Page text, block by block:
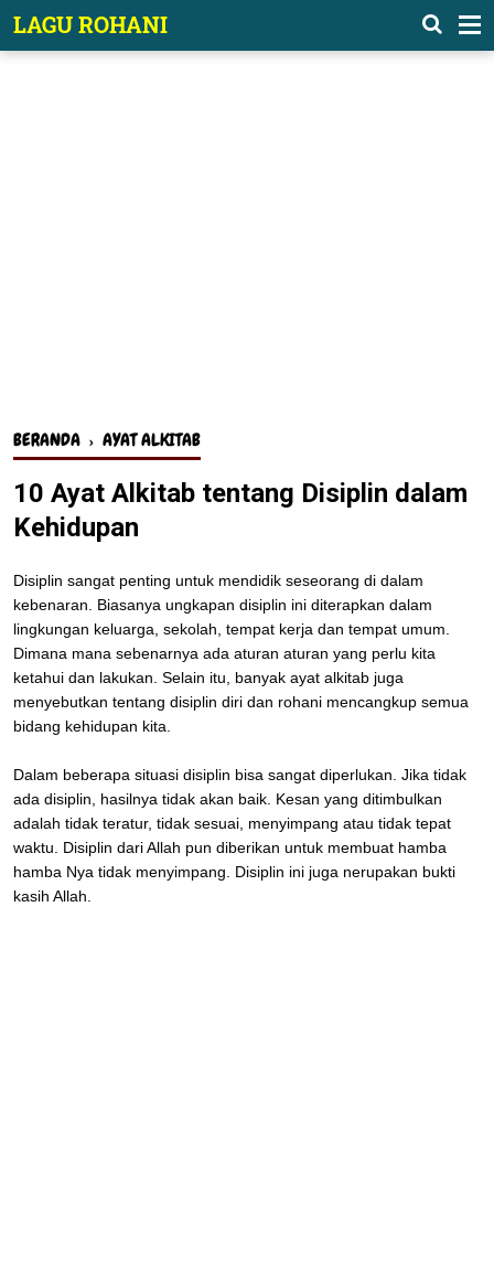
LAGU ROHANI
BERANDA › AYAT ALKITAB
10 Ayat Alkitab tentang Disiplin dalam
Kehidupan
Disiplin sangat penting untuk mendidik seseorang di dalam
kebenaran. Biasanya ungkapan disiplin ini diterapkan dalam
lingkungan keluarga, sekolah, tempat kerja dan tempat umum.
Dimana mana sebenarnya ada aturan aturan yang perlu kita
ketahui dan lakukan. Selain itu, banyak ayat alkitab juga
menyebutkan tentang disiplin diri dan rohani mencangkup semua
bidang kehidupan kita.
Dalam beberapa situasi disiplin bisa sangat diperlukan. Jika tidak
ada disiplin, hasilnya tidak akan baik. Kesan yang ditimbulkan
adalah tidak teratur, tidak sesuai, menyimpang atau tidak tepat
waktu. Disiplin dari Allah pun diberikan untuk membuat hamba
hamba Nya tidak menyimpang. Disiplin ini juga nerupakan bukti
kasih Allah.